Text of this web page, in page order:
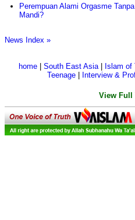
Perempuan Alami Orgasme
Mandi?
News Index »
home| South East Asia| Islam of
Teenage
Interview &
View Full